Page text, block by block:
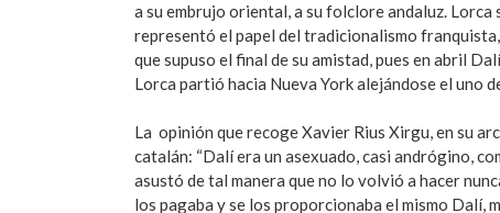
a su embrujo oriental, a su folclore andaluz.
representó el papel del tradicionalismo
que supuso el final de su amistad, pues en abril
Lorca partió hacia Nueva York alejándose el uno
La opinión que recoge Xavier Rius Xirgu, en su
catalán: “Dalí era un asexuado, casi andrógino,
asustó de tal manera que no lo volvió a hacer
los pagaba y se los proporcionaba el mismo Dalí,